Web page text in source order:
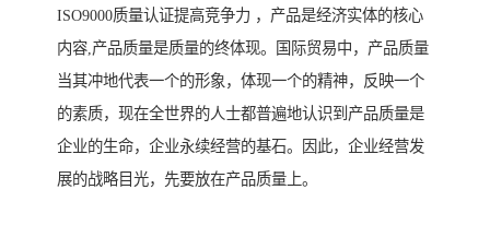
ISO9000质量认证提高竞争力 ，产品是经济实体的核心
内容,产品质量是质量的终体现。国际贸易中，产品质量
当其冲地代表一个的形象，体现一个的精神，反映一个
的素质，现在全世界的人士都普遍地认识到产品质量是
企业的生命，企业永续经营的基石。因此，企业经营发
展的战略目光，先要放在产品质量上。